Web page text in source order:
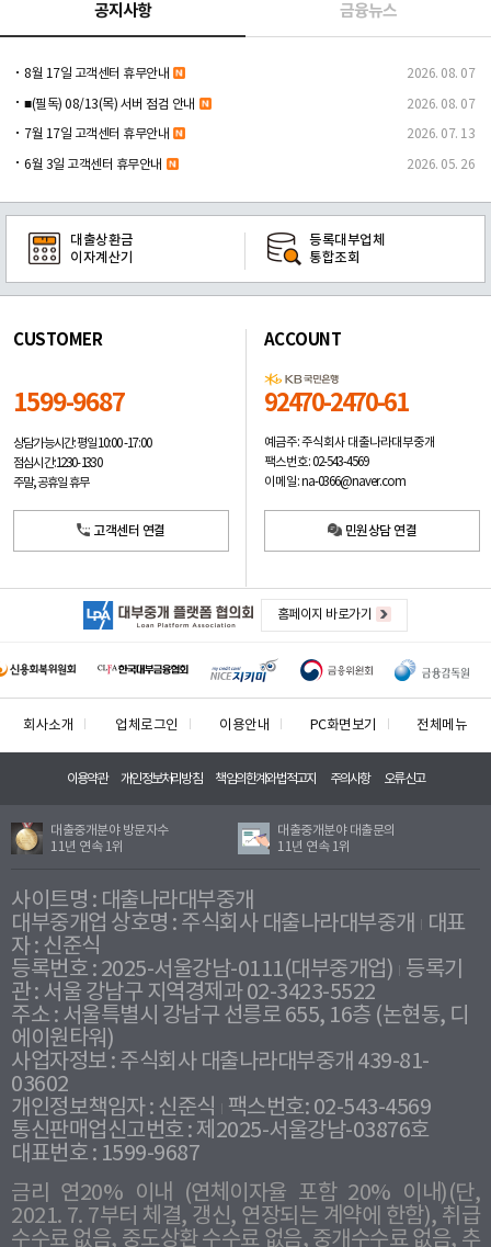
공지사항 금융뉴스
8월 17일 고객센터 휴무안내 2026. 08. 07
■(필독) 08/13(목) 서버 점검 안내 2026. 08. 07
7월 17일 고객센터 휴무안내 2026. 07. 13
6월 3일 고객센터 휴무안내 2026. 05. 26
대출상환금
이자계산기
등록대부업체
통합조회
CUSTOMER
1599-9687
상담가능시간: 평일10:00 -17:00
점심시간: 12:30 - 13:30
주말, 공휴일 휴무
고객센터 연결
ACCOUNT
92470-2470-61
예금주: 주식회사 대출나라대부중개
팩스번호: 02-543-4569
이메일: na-0366@naver.com
민원상담 연결
홈페이지 바로가기
회사소개 업체로그인 이용안내 PC화면보기 전체메뉴
이용약관 개인정보처리방침 책임의한계와법적고지 주의사항 오류신고
대출중개분야 방문자수
11년 연속 1위
대출중개분야 대출문의
11년 연속 1위
사이트명 : 대출나라대부중개
대부중개업 상호명 : 주식회사 대출나라대부중개
대표
자 : 신준식
등록번호 : 2025-서울강남-0111(대부중개업) 등록기
관 : 서울 강남구 지역경제과 02-3423-5522
주소 : 서울특별시 강남구 선릉로 655, 16층 (논현동, 디
에이원타워)
사업자정보 : 주식회사 대출나라대부중개 439-81-
03602
개인정보책임자 : 신준식
팩스번호: 02-543-4569
통신판매업신고번호 : 제2025-서울강남-03876호
대표번호 : 1599-9687
금리 연20% 이내 (연체이자율 포함 20% 이내)(단,
2021. 7. 7부터 체결, 갱신, 연장되는 계약에 한함), 취급
수수료 없음, 중도상환 수수료 없음, 중개수수료 없음, 추